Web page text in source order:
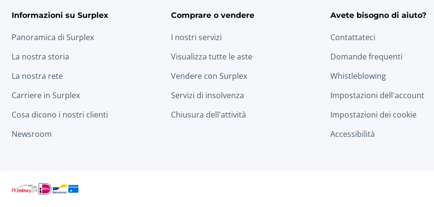
Informazioni su Surplex
Panoramica di Surplex
La nostra storia
La nostra rete
Carriere in Surplex
Cosa dicono i nostri clienti
Newsroom
Comprare o vendere
I nostri servizi
Visualizza tutte le aste
Vendere con Surplex
Servizi di insolvenza
Chiusura dell'attività
Avete bisogno di aiuto?
Contattateci
Domande frequenti
Whistleblowing
Impostazioni dell'account
Impostazioni dei cookie
Accessibilità